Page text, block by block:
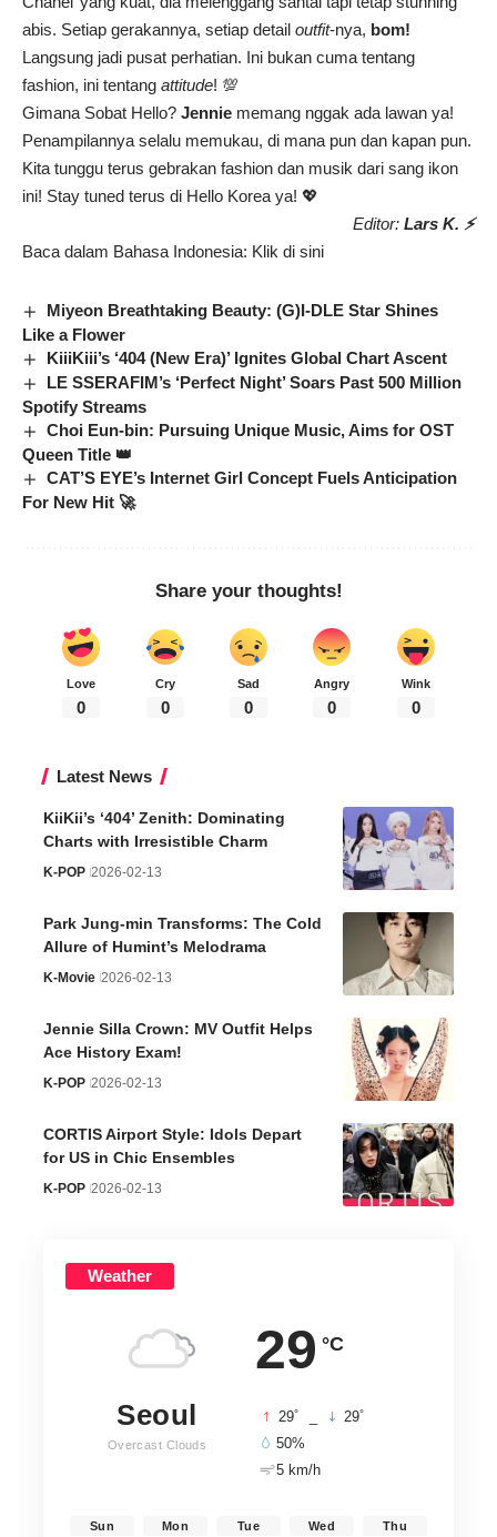
abis. Setiap gerakannya, setiap detail outfit-nya, bom!
Langsung jadi pusat perhatian. Ini bukan cuma tentang
fashion, ini tentang attitude! 💯
Gimana Sobat Hello? Jennie memang nggak ada lawan ya!
Penampilannya selalu memukau, di mana pun dan kapan pun.
Kita tunggu terus gebrakan fashion dan musik dari sang ikon
ini! Stay tuned terus di Hello Korea ya! 💖
Editor: Lars K. ⚡
Baca dalam Bahasa Indonesia: Klik di sini
Miyeon Breathtaking Beauty: (G)I-DLE Star Shines
Like a Flower
KiiiKiii’s ‘404 (New Era)’ Ignites Global Chart Ascent
LE SSERAFIM’s ‘Perfect Night’ Soars Past 500 Million
Spotify Streams
Choi Eun-bin: Pursuing Unique Music, Aims for OST
Queen Title 👑
CAT’S EYE’s Internet Girl Concept Fuels Anticipation
For New Hit 🚀
Share your thoughts!
Love
0
Cry
0
Sad
0
Angry
0
Wink
0
Latest News
KiiKii’s ‘404’ Zenith: Dominating
Charts with Irresistible Charm
K-POP 2026-02-13
Park Jung-min Transforms: The Cold
Allure of Humint’s Melodrama
K-Movie 2026-02-13
Jennie Silla Crown: MV Outfit Helps
Ace History Exam!
K-POP 2026-02-13
CORTIS Airport Style: Idols Depart
for US in Chic Ensembles
K-POP 2026-02-13
Weather
29 °C
Seoul
Overcast Clouds
29° 29°
50%
5 km/h
Sun Mon Tue Wed Thu